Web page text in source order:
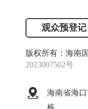
观众预登记
版权所有：海南
2023007502号
海南省海
栋